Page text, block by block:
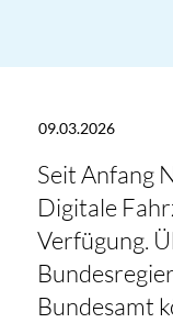
09.03.2026
Seit Anfang
Digitale
Verfügung.
Bundesamt